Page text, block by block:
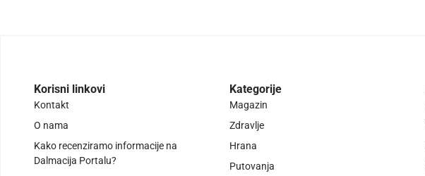
Korisni linkovi
Kontakt
O nama
Kako recenziramo informacije na
Dalmacija Portalu?
Kategorije
Magazin
Zdravlje
Hrana
Putovanja